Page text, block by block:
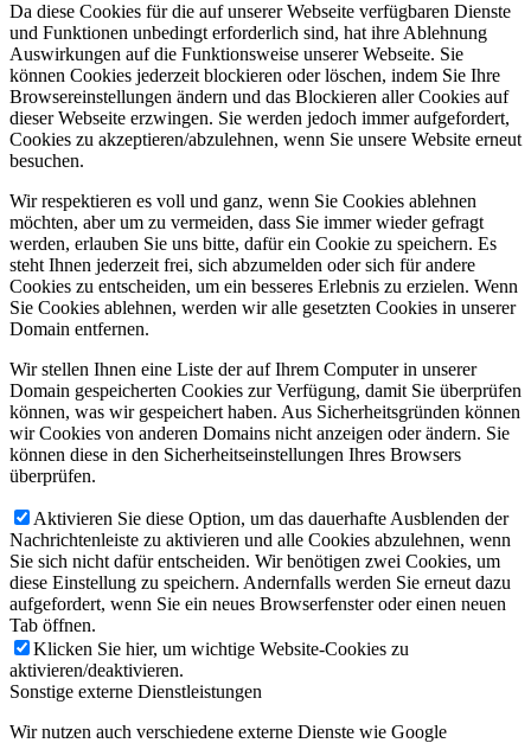
Da diese Cookies für die auf unserer Webseite verfügbaren Dienste
und Funktionen unbedingt erforderlich sind, hat ihre Ablehnung
Auswirkungen auf die Funktionsweise unserer Webseite. Sie
können Cookies jederzeit blockieren oder löschen, indem Sie Ihre
Browsereinstellungen ändern und das Blockieren aller Cookies auf
dieser Webseite erzwingen. Sie werden jedoch immer aufgefordert,
Cookies zu akzeptieren/abzulehnen, wenn Sie unsere Website erneut
besuchen.
Wir respektieren es voll und ganz, wenn Sie Cookies ablehnen
möchten, aber um zu vermeiden, dass Sie immer wieder gefragt
werden, erlauben Sie uns bitte, dafür ein Cookie zu speichern. Es
steht Ihnen jederzeit frei, sich abzumelden oder sich für andere
Cookies zu entscheiden, um ein besseres Erlebnis zu erzielen. Wenn
Sie Cookies ablehnen, werden wir alle gesetzten Cookies in unserer
Domain entfernen.
Wir stellen Ihnen eine Liste der auf Ihrem Computer in unserer
Domain gespeicherten Cookies zur Verfügung, damit Sie überprüfen
können, was wir gespeichert haben. Aus Sicherheitsgründen können
wir Cookies von anderen Domains nicht anzeigen oder ändern. Sie
können diese in den Sicherheitseinstellungen Ihres Browsers
überprüfen.
Aktivieren Sie diese Option, um das dauerhafte Ausblenden der
Nachrichtenleiste zu aktivieren und alle Cookies abzulehnen, wenn
Sie sich nicht dafür entscheiden. Wir benötigen zwei Cookies, um
diese Einstellung zu speichern. Andernfalls werden Sie erneut dazu
aufgefordert, wenn Sie ein neues Browserfenster oder einen neuen
Tab öffnen.
Klicken Sie hier, um wichtige Website-Cookies zu
aktivieren/deaktivieren.
Sonstige externe Dienstleistungen
Wir nutzen auch verschiedene externe Dienste wie Google